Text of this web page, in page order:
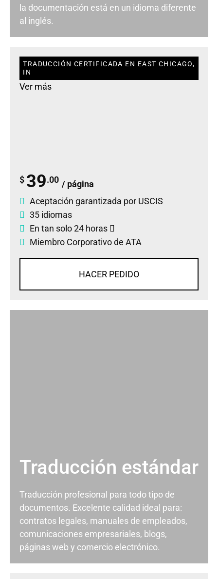
la documentación está en un idioma diferente
al inglés.
TRADUCCIÓN CERTIFICADA EN EAST CHICAGO,
IN
Ver más
$ 39.00 / página
Aceptación garantizada por USCIS
35 idiomas
En tan solo 24 horas
Miembro Corporativo de ATA
HACER PEDIDO
Traducción estándar
Traducción profesional para todo tipo de
documentos. Excelente calidad ideal para:
contratos legales, manuales de empleados,
comunicaciones empresariales, blogs,
páginas web y comercio electrónico.